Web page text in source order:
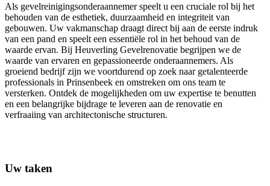
Als gevelreinigingsonderaannemer speelt u een cruciale rol bij het
behouden van de esthetiek, duurzaamheid en integriteit van
gebouwen. Uw vakmanschap draagt direct bij aan de eerste indruk
van een pand en speelt een essentiële rol in het behoud van de
waarde ervan. Bij Heuverling Gevelrenovatie begrijpen we de
waarde van ervaren en gepassioneerde onderaannemers. Als
groeiend bedrijf zijn we voortdurend op zoek naar getalenteerde
professionals in Prinsenbeek en omstreken om ons team te
versterken. Ontdek de mogelijkheden om uw expertise te benutten
en een belangrijke bijdrage te leveren aan de renovatie en
verfraaiing van architectonische structuren.
Uw taken